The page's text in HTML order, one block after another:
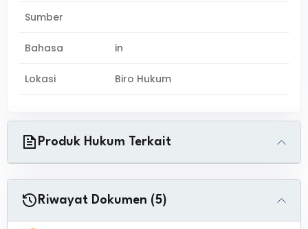
Sumber
Bahasa in
Lokasi Biro Hukum
Produk Hukum Terkait
Riwayat Dokumen (5)